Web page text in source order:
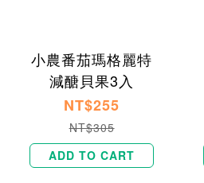
小農番茄瑪格麗特
減醣貝果3入
NT$255
NT$305
ADD TO CART